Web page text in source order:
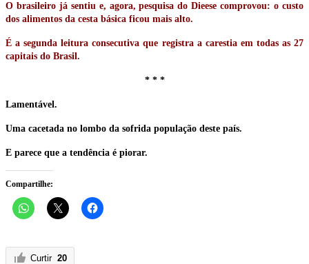
O brasileiro já sentiu e, agora, pesquisa do Dieese comprovou: o custo
dos alimentos da cesta básica ficou mais alto.
É a segunda leitura consecutiva que registra a carestia em todas as 27
capitais do Brasil.
* * *
Lamentável.
Uma cacetada no lombo da sofrida população deste país.
E parece que a tendência é piorar.
Compartilhe:
Curtir 20